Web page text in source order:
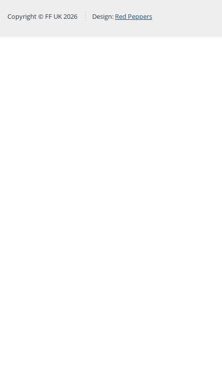
Copyright © FF UK 2026 Design: Red Peppers